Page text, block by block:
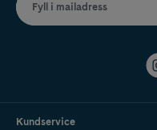
Fyll i mailadress
Kundservice